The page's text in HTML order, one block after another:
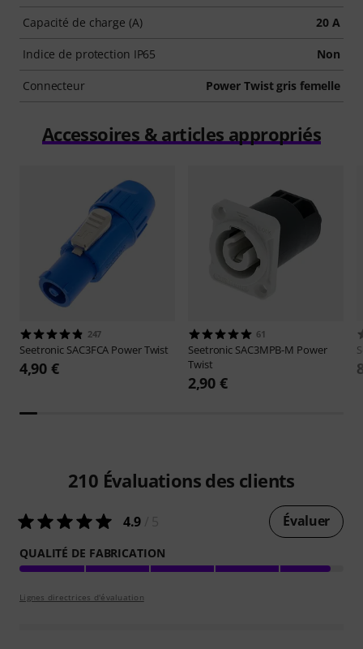
Capacité de charge (A) 20 A
Indice de protection IP65 Non
Connecteur Power Twist gris femelle
Accessoires & articles appropriés
247
Seetronic SAC3FCA Power Twist
4,90 €
61
Seetronic SAC3MPB-M Power
Twist
2,90 €
210 Évaluations des clients
4.9 Évaluer
QUALITÉ DE FABRICATION
Lignes directrices d'évaluation